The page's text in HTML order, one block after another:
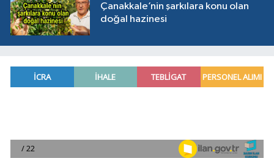
Çanakkale’nin şarkılara konu olan
doğal hazinesi